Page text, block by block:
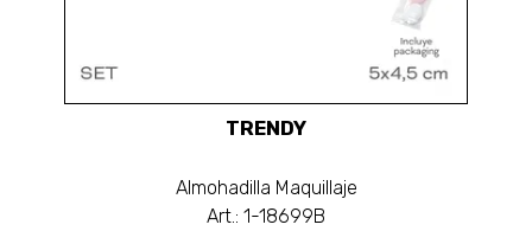
TRENDY
Almohadilla Maquillaje
Art.: 1-18699B